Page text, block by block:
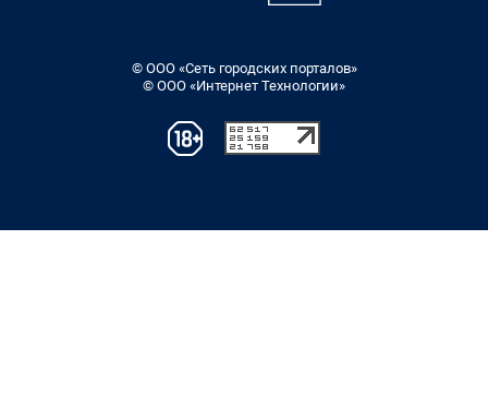
© ООО «Сеть городских порталов»
© ООО «Интернет Технологии»